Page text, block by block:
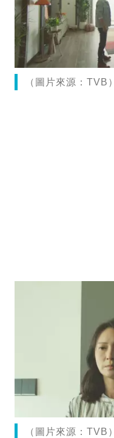
（圖片來源：TVB）
（圖片來源：TVB）